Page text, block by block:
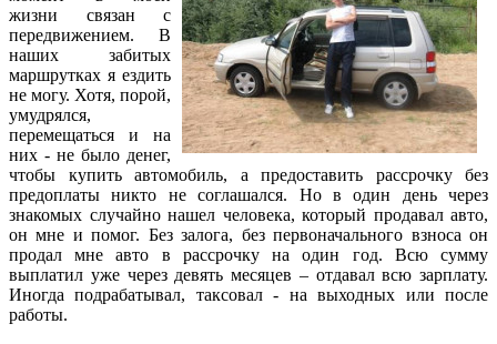
жизни связан с
передвижением. В
наших забитых
маршрутках я ездить
не могу. Хотя, порой,
умудрялся,
перемещаться и на
них - не было денег,
чтобы купить автомобиль, а предоставить рассрочку без
предоплаты никто не соглашался. Но в один день через
знакомых случайно нашел человека, который продавал авто,
он мне и помог. Без залога, без первоначального взноса он
продал мне авто в рассрочку на один год. Всю сумму
выплатил уже через девять месяцев – отдавал всю зарплату.
Иногда подрабатывал, таксовал - на выходных или после
работы.